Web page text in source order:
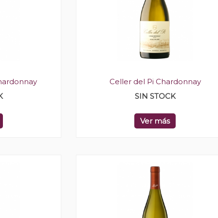
Celler del Pi Chardonnay
SIN STOCK
Ver más